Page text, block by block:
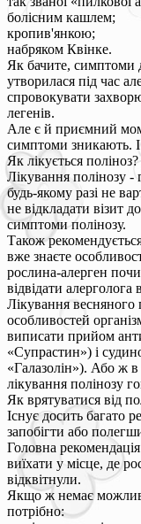
болісним кашлем;
кропив'янкою;
набряком Квінке.
Як бачите, симптоми
утворилася під час
спровокувати
легенів.
Але є й приємний
симптоми зникають.
Як лікується поліноз?
Лікування полінозу
будь-якому разі не
не відкладати візит
симптоми полінозу.
Також
вже знаєте
рослина-алерген
відвідати
Лікування весняного
особливостей
виписати прийом
«Супрастин») і
«Галазолін»). Або ж
лікування полінозу
Як врятуватися від
Існує досить багато
запобігти або
Головна
виїхати у місце, де
відквітнули.
Якщо ж немає
потрібно: